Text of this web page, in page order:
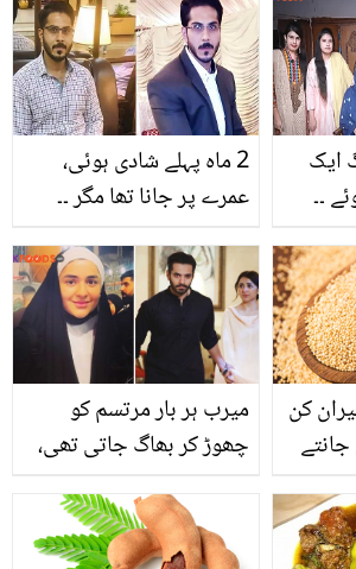
کی دوسری شادی پر کیا
کہا؟
آگ
2 ماہ پہلے شادی ہوئی،
عمرے پر جانا تھا مگر ۔۔
بحق ہونے والا یہ نوجوان
کون ہے؟
ایک
۔۔
باتیں
میرب ہر بار مرتسم کو
چھوڑ کر بھاگ جاتی تھی،
کس مقدس مقام کی زیارت
پر گئیں ہیں؟ مداح بھی
کے 10 حیران کن